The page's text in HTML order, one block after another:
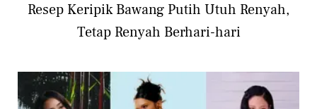
Resep Keripik Bawang Putih Utuh Renyah,
Tetap Renyah Berhari-hari